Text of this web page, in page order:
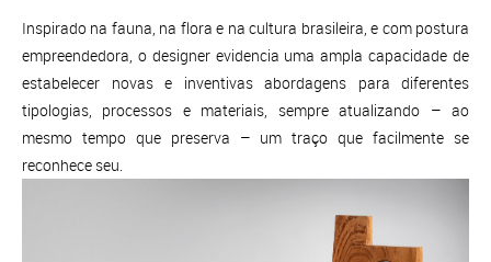
Inspirado na fauna, na flora e na cultura brasileira, e com postura
empreendedora, o designer evidencia uma ampla capacidade de
estabelecer novas e inventivas abordagens para diferentes
tipologias, processos e materiais, sempre atualizando – ao
mesmo tempo que preserva – um traço que facilmente se
reconhece seu.